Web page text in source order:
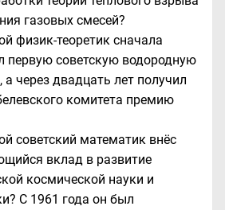
газовых смесей?
физик-теоретик сначала
первую советскую водородную
а через двадцать лет получил
комитета премию
советский математик внёс
вклад в развитие
космической науки и
С 1961 года он был